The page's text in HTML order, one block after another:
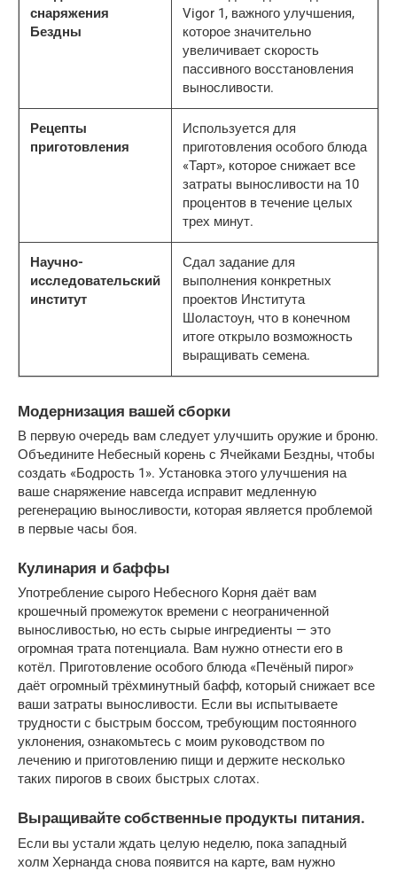
снаряжения
Бездны
Vigor 1, важного улучшения,
которое значительно
увеличивает скорость
пассивного восстановления
выносливости.
Рецепты
приготовления
Используется для
приготовления особого блюда
«Тарт», которое снижает все
затраты выносливости на 10
процентов в течение целых
трех минут.
Научно-
исследовательский
институт
Сдал задание для
выполнения конкретных
проектов Института
Шоластоун, что в конечном
итоге открыло возможность
выращивать семена.
Модернизация вашей сборки
В первую очередь вам следует улучшить оружие и броню.
Объедините Небесный корень с Ячейками Бездны, чтобы
создать «Бодрость 1». Установка этого улучшения на
ваше снаряжение навсегда исправит медленную
регенерацию выносливости, которая является проблемой
в первые часы боя.
Кулинария и баффы
Употребление сырого Небесного Корня даёт вам
крошечный промежуток времени с неограниченной
выносливостью, но есть сырые ингредиенты — это
огромная трата потенциала. Вам нужно отнести его в
котёл. Приготовление особого блюда «Печёный пирог»
даёт огромный трёхминутный бафф, который снижает все
ваши затраты выносливости. Если вы испытываете
трудности с быстрым боссом, требующим постоянного
уклонения, ознакомьтесь с моим руководством по
лечению и приготовлению пищи и держите несколько
таких пирогов в своих быстрых слотах.
Выращивайте собственные продукты питания.
Если вы устали ждать целую неделю, пока западный
холм Хернанда снова появится на карте, вам нужно